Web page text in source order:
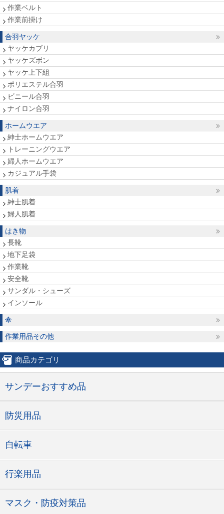
作業ベルト
作業前掛け
合羽ヤッケ
ヤッケカブリ
ヤッケズボン
ヤッケ上下組
ポリエステル合羽
ビニール合羽
ナイロン合羽
ホームウエア
紳士ホームウエア
トレーニングウエア
婦人ホームウエア
カジュアル手袋
肌着
紳士肌着
婦人肌着
はき物
長靴
地下足袋
作業靴
安全靴
サンダル・シューズ
インソール
傘
作業用品その他
商品カテゴリ
サンデーおすすめ品
防災用品
自転車
行楽用品
マスク・防疫対策品